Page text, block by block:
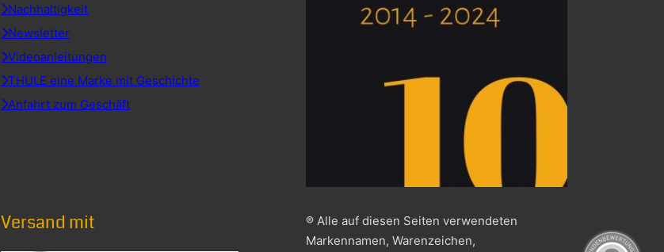
Nachhaltigkeit
Newsletter
Videoanleitungen
THULE eine Marke mit Geschichte
Anfahrt zum Geschäft
Versand mit
® Alle auf diesen Seiten verwendeten
Markennamen, Warenzeichen,